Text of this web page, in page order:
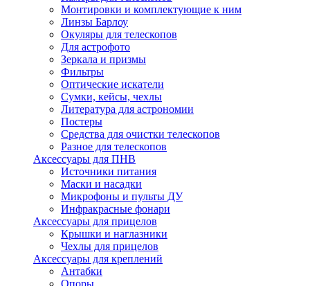
Монтировки и комплектующие к ним
Линзы Барлоу
Окуляры для телескопов
Для астрофото
Зеркала и призмы
Фильтры
Оптические искатели
Сумки, кейсы, чехлы
Литература для астрономии
Постеры
Средства для очистки телескопов
Разное для телескопов
Аксессуары для ПНВ
Источники питания
Маски и насадки
Микрофоны и пульты ДУ
Инфракрасные фонари
Аксессуары для прицелов
Крышки и наглазники
Чехлы для прицелов
Аксессуары для креплений
Антабки
Опоры